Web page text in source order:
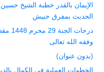
الحديث بمفرق حبيش
وفقه الله تعالى
(بدون عنوان)